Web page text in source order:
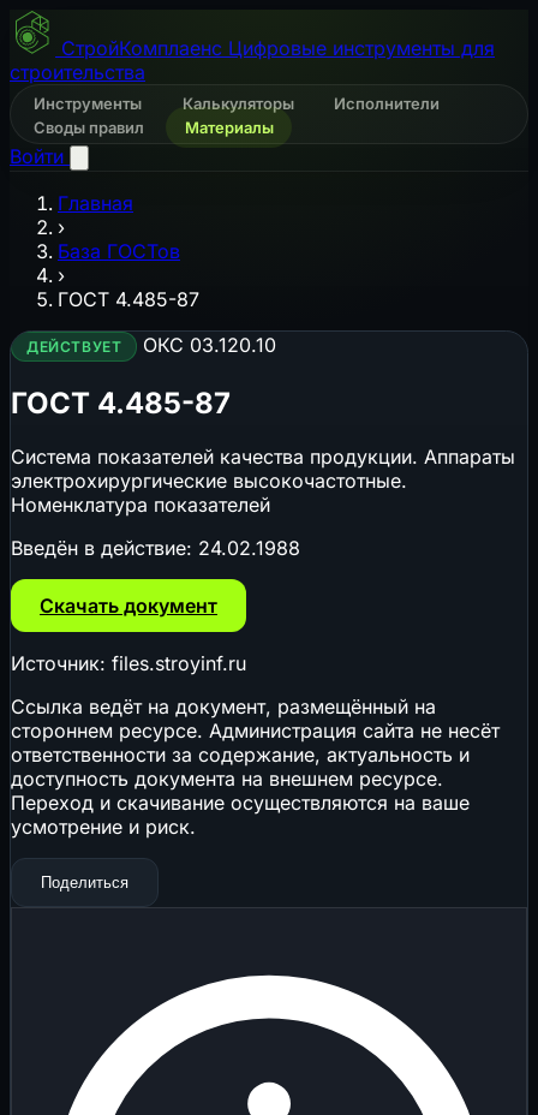
СтройКомплаенс Цифровые инструменты для
строительства
Инструменты Калькуляторы
Исполнители
Своды правил
Материалы
Войти
Главная
›
База ГОСТов
›
ГОСТ 4.485-87
ДЕЙСТВУЕТ ОКС 03.120.10
ГОСТ 4.485-87
Система показателей качества продукции. Аппараты
электрохирургические высокочастотные.
Номенклатура показателей
Введён в действие: 24.02.1988
Скачать документ
Источник: files.stroyinf.ru
Ссылка ведёт на документ, размещённый на
стороннем ресурсе. Администрация сайта не несёт
ответственности за содержание, актуальность и
доступность документа на внешнем ресурсе.
Переход и скачивание осуществляются на ваше
усмотрение и риск.
Поделиться